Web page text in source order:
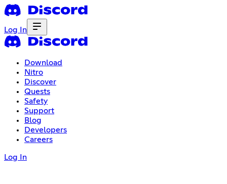
Log In
Download
Nitro
Discover
Quests
Safety
Support
Blog
Developers
Careers
Log In